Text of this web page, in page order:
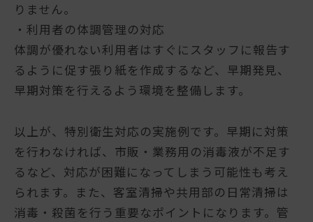
りません。
・利用者の体調管理の対応
体調が優れない利用者はすぐにスタッフに報告す
るように促す張り紙を作成するなど、早期発見、
早期対策を行えるよう環境を整備します。
以上が、特別衛生対応の実施例です。早期に対策
を行わなければ、市販・業務用の消毒液が不足す
るなど、対応が困難になってしまう可能性も考え
られます。また、客室清掃や共用部の日常清掃は
消毒・殺菌を行う重要なポイントになります。管